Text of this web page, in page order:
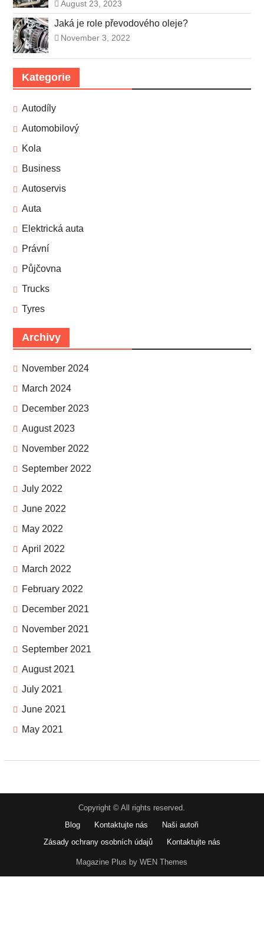
August 23, 2023
Jaká je role převodového oleje?
November 3, 2022
Kategorie
Autodíly
Automobilový
Kola
Business
Autoservis
Auta
Elektrická auta
Právní
Půjčovna
Trucks
Tyres
Archivy
November 2024
March 2024
December 2023
August 2023
November 2022
September 2022
July 2022
June 2022
May 2022
April 2022
March 2022
February 2022
December 2021
November 2021
September 2021
August 2021
July 2021
June 2021
May 2021
Copyright © All rights reserved.
Blog
Kontaktujte nás
Naši autoři
Zásady ochrany osobních údajů
Kontaktujte nás
Magazine Plus by WEN Themes